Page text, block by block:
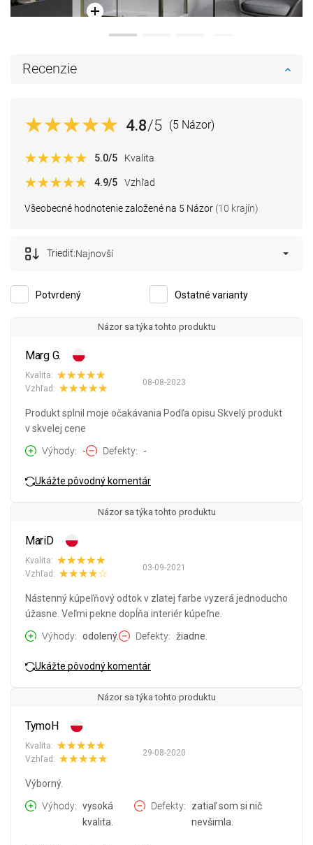
Recenzie
4.8/5 (5 Názor)
Všeobecné hodnotenie založené na 5 Názor (10 krajín)
5.0/5 Kvalita
4.9/5 Vzhľad
Potvrdený Ostatné varianty
Triediť:Najnovší
Názor sa týka tohto produktu
Marg G.
08-08-2023
Kvalita:
Vzhľad:
Produkt splnil moje očakávania Podľa opisu Skvelý produkt
v skvelej cene
Výhody
- Defekty -
Ukážte pôvodný komentár
Názor sa týka tohto produktu
MariD
03-09-2021
Kvalita:
Vzhľad:
Nástenný kúpeľňový odtok v zlatej farbe vyzerá jednoducho
úžasne. Veľmi pekne dopĺňa interiér kúpeľne.
Výhody
odolený. Defekty žiadne.
Ukážte pôvodný komentár
Názor sa týka tohto produktu
TymoH
29-08-2020
Kvalita:
Vzhľad:
Výborný.
Výhody
vysoká
kvalita.
Defekty
zatiaľ som si nič
nevšimla.